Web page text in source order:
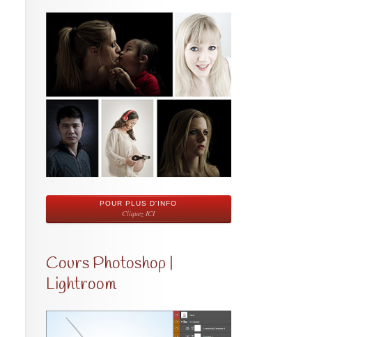
POUR PLUS D'INFO
Cliquez ICI
Cours Photoshop |
Lightroom